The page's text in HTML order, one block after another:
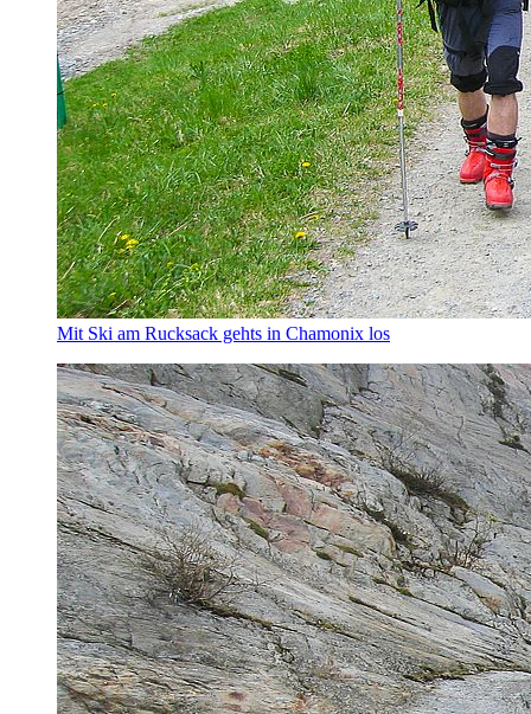
Mit Ski am Rucksack gehts in Chamonix los